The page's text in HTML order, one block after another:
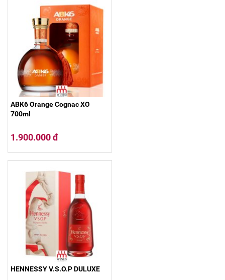
ABK6 Orange Cognac XO
700ml
1.900.000 đ
HENNESSY V.S.O.P DULUXE